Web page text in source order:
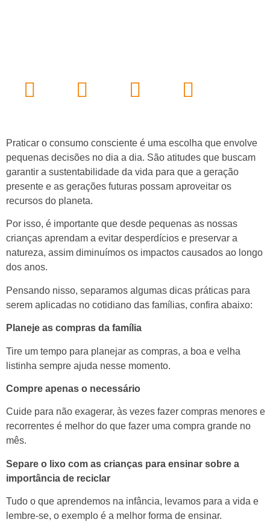
Praticar o consumo consciente é uma escolha que envolve
pequenas decisões no dia a dia. São atitudes que buscam
garantir a sustentabilidade da vida para que a geração
presente e as gerações futuras possam aproveitar os
recursos do planeta.
Por isso, é importante que desde pequenas as nossas
crianças aprendam a evitar desperdícios e preservar a
natureza, assim diminuímos os impactos causados ao longo
dos anos.
Pensando nisso, separamos algumas dicas práticas para
serem aplicadas no cotidiano das famílias, confira abaixo:
Planeje as compras da família
Tire um tempo para planejar as compras, a boa e velha
listinha sempre ajuda nesse momento.
Compre apenas o necessário
Cuide para não exagerar, às vezes fazer compras menores e
recorrentes é melhor do que fazer uma compra grande no
mês.
Separe o lixo com as crianças para ensinar sobre a
importância de reciclar
Tudo o que aprendemos na infância, levamos para a vida e
lembre-se, o exemplo é a melhor forma de ensinar.